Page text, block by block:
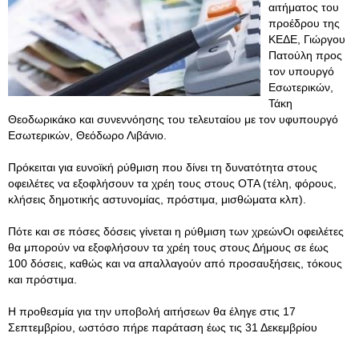
αιτήματος του
προέδρου της
ΚΕΔΕ, Γιώργου
Πατούλη προς
τον υπουργό
Εσωτερικών,
Τάκη
Θεοδωρικάκο και συνεννόησης του τελευταίου με τον υφυπουργό
Εσωτερικών, Θεόδωρο Λιβάνιο.
Πρόκειται για ευνοϊκή ρύθμιση που δίνει τη δυνατότητα στους
οφειλέτες να εξοφλήσουν τα χρέη τους στους ΟΤΑ (τέλη, φόρους,
κλήσεις δημοτικής αστυνομίας, πρόστιμα, μισθώματα κλπ).
Πότε και σε πόσες δόσεις γίνεται η ρύθμιση των χρεώνΟι οφειλέτες
θα μπορούν να εξοφλήσουν τα χρέη τους στους Δήμους σε έως
100 δόσεις, καθώς και να απαλλαγούν από προσαυξήσεις, τόκους
και πρόστιμα.
Η προθεσμία για την υποβολή αιτήσεων θα έληγε στις 17
Σεπτεμβρίου, ωστόσο πήρε παράταση έως τις 31 Δεκεμβρίου